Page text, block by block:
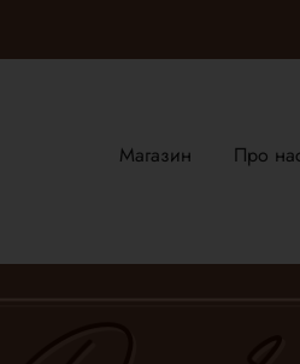
Магазин Про